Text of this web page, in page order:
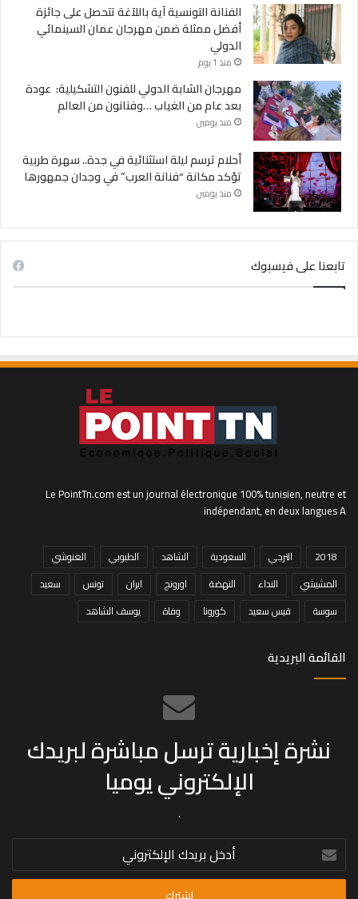
الفنانة التونسية آية باللآغة تتحصل على جائزة
أفضل ممثلة ضمن مهرجان عمان السينمائي
الدولي
منذ 1 يوم
مهرجان الشابة الدولي للفنون التشكيلية: عودة
بعد عام من الغياب …وفنانون من العالم
منذ يومين
أحلام ترسم ليلة استثنائية في جدة.. سهرة طربية
تؤكد مكانة “فنانة العرب” في وجدان جمهورها
منذ يومين
تابعنا على فيسبوك
Le PointTn.com est un journal électronique 100% tunisien, neutre et
indépendant, en deux langues A
2018 الترجي السعودية الشاهد الطبوبي
الغنوشي
المشيشي
النداء النهضة اورونج ايران تونس
سعيد
سوسة
قيس سعيد كورونا وفاة يوسف الشاهد
القائمة البريدية
نشرة إخبارية ترسل مباشرة لبريدك
الإلكتروني يوميا
.
أدخل
بريدك
الإلكتروني